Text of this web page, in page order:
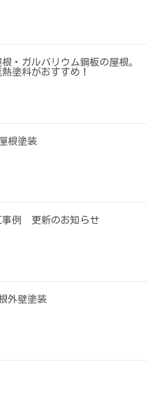
・ガルバリウム鋼板の屋根。
塗料がおすすめ！
根塗装
例 更新のお知らせ
外壁塗装